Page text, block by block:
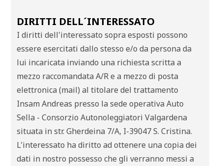
DIRITTI DELL´INTERESSATO
I diritti dell'interessato sopra esposti possono
essere esercitati dallo stesso e/o da persona da
lui incaricata inviando una richiesta scritta a
mezzo raccomandata A/R e a mezzo di posta
elettronica (mail) al titolare del trattamento
Insam Andreas presso la sede operativa Auto
Sella - Consorzio Autonoleggiatori Valgardena
situata in str. Gherdeina 7/A, I-39047 S. Cristina.
L'interessato ha diritto ad ottenere una copia dei
dati in nostro possesso che gli verranno messi a